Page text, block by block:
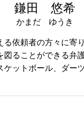
る依頼者の方々に寄
図ることができる弁
ケットボール、ダー
鎌田 悠希
かまだ ゆうき